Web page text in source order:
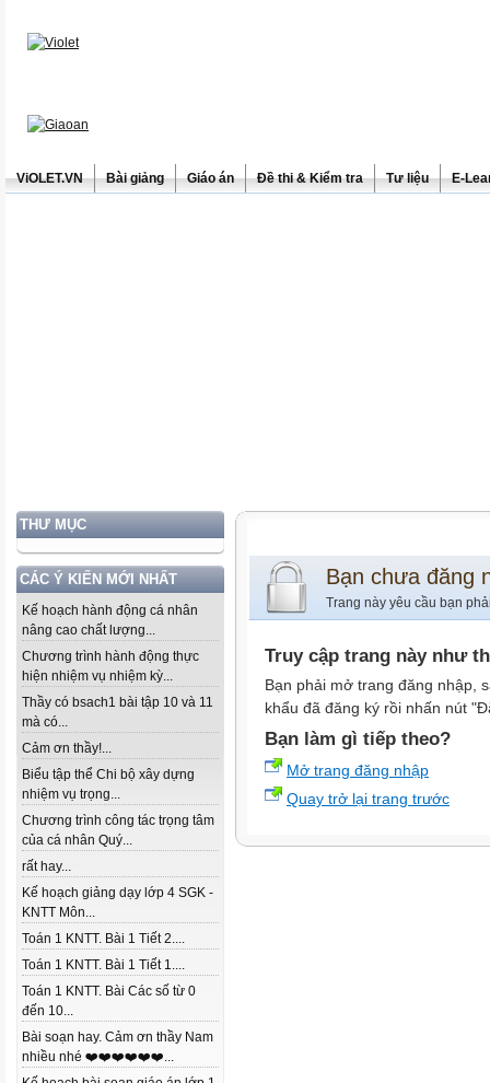
ViOLET.VN Bài giảng Giáo án Đề thi & Kiểm tra Tư liệu E-
THƯ MỤC
CÁC Ý KIẾN MỚI NHẤT
Kế hoạch hành động cá nhân
nâng cao chất lượng...
Chương trình hành động thực
hiện nhiệm vụ nhiệm kỳ...
Thầy có bsach1 bài tập 10 và 11
mà có...
Cảm ơn thầy!...
Biểu tập thể Chi bộ xây dựng
nhiệm vụ trọng...
Chương trình công tác trọng tâm
của cá nhân Quý...
rất hay...
Kế hoạch giảng dạy lớp 4 SGK -
KNTT Môn...
Toán 1 KNTT. Bài 1 Tiết 2....
Toán 1 KNTT. Bài 1 Tiết 1....
Toán 1 KNTT. Bài Các số từ 0
đến 10...
Bài soạn hay. Cảm ơn thầy Nam
nhiều nhé ❤️❤️❤️❤️❤️❤️...
Bạn chưa đăng
Trang này yêu cầu bạn
Truy cập trang này như
Bạn phải mở trang đăng nhập,
khẩu đã đăng ký rồi nhấn nút
Bạn làm gì tiếp theo?
Mở trang đăng nhập
Quay trở lại trang trước